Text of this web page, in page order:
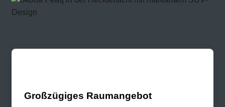
Großzügiges Raumangebot